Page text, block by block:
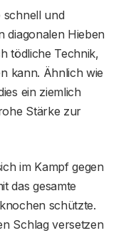
schnell und
diagonalen Hieben
tödliche Technik,
kann. Ähnlich wie
ein ziemlich
Stärke zur
im Kampf gegen
das gesamte
schützte.
Schlag versetzen